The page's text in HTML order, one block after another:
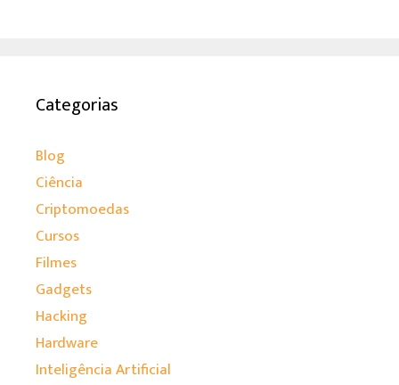
Categorias
Blog
Ciência
Criptomoedas
Cursos
Filmes
Gadgets
Hacking
Hardware
Inteligência Artificial